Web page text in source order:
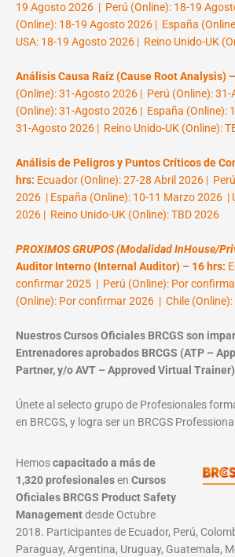
19 Agosto 2026 | Perú (Online): 18-19
(Online): 18-19 Agosto 2026 | España
USA: 18-19 Agosto 2026 | Reino Unido-UK
Análisis Causa Raíz (Cause Root Analysis)
(Online): 31-Agosto 2026 | Perú (Online): 31-
(Online): 31-Agosto 2026 | España (Online):
31-Agosto 2026 | Reino Unido-UK (Online):
Análisis de Peligros y Puntos Críticos de
hrs: Ecuador (Online): 27-28 Abril 2026 |
2026 | España (Online): 10-11 Marzo 2026 |
2026 | Reino Unido-UK (Online): TBD 2026
PROXIMOS GRUPOS (Modalidad InHouse/
Auditor Interno (Internal Auditor) – 16 hrs:
confirmar 2025 | Perú (Online): Por
(Online): Por confirmar 2026 | Chile
Nuestros Cursos Oficiales BRCGS son
Entrenadores aprobados BRCGS (ATP –
Partner, y/o AVT – Approved Virtual
Únete al selecto grupo de Profesionales
en BRCGS, y logra ser un BRCGS
Hemoscapacitado a más de
1,320 profesionalesen Cursos
Oficiales BRCGS Product Safety
Managementdesde Octubre
2018. Participantes de Ecuador, Perú,
Paraguay, Argentina, Uruguay, Guatemala,